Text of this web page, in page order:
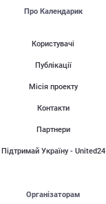
Про Календарик
Користувачі
Публікації
Місія проекту
Контакти
Партнери
Підтримай Україну - United24
Організаторам